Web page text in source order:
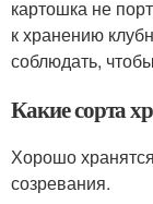
картошка не
к хранению
соблюдать,
Какие сорта
Хорошо
созревания.